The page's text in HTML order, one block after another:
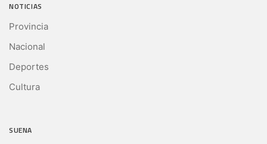
NOTICIAS
Provincia
Nacional
Deportes
Cultura
SUENA